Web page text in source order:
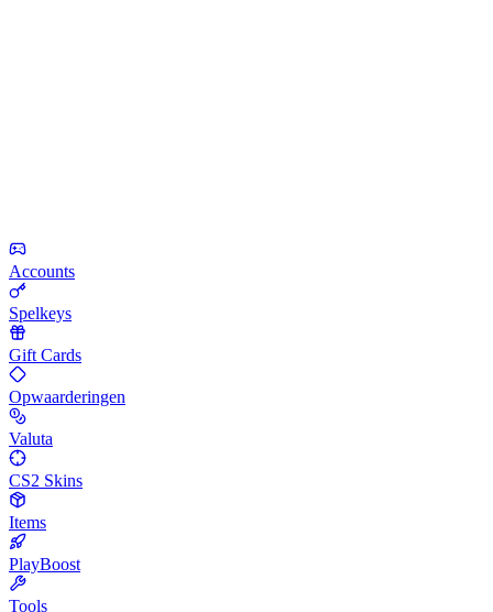
Accounts
Spelkeys
Gift Cards
Opwaarderingen
Valuta
CS2 Skins
Items
PlayBoost
Tools